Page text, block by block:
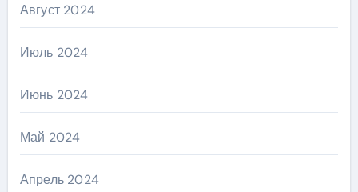
Август 2024
Июль 2024
Июнь 2024
Май 2024
Апрель 2024